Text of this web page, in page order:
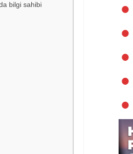
bilgi sahibi